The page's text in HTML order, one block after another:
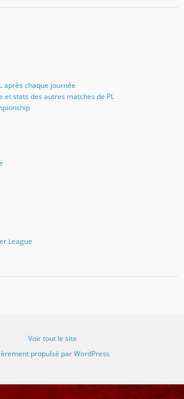
après chaque journée
et stats des autres matches de PL
League
Voir tout le site
propulsé par WordPress